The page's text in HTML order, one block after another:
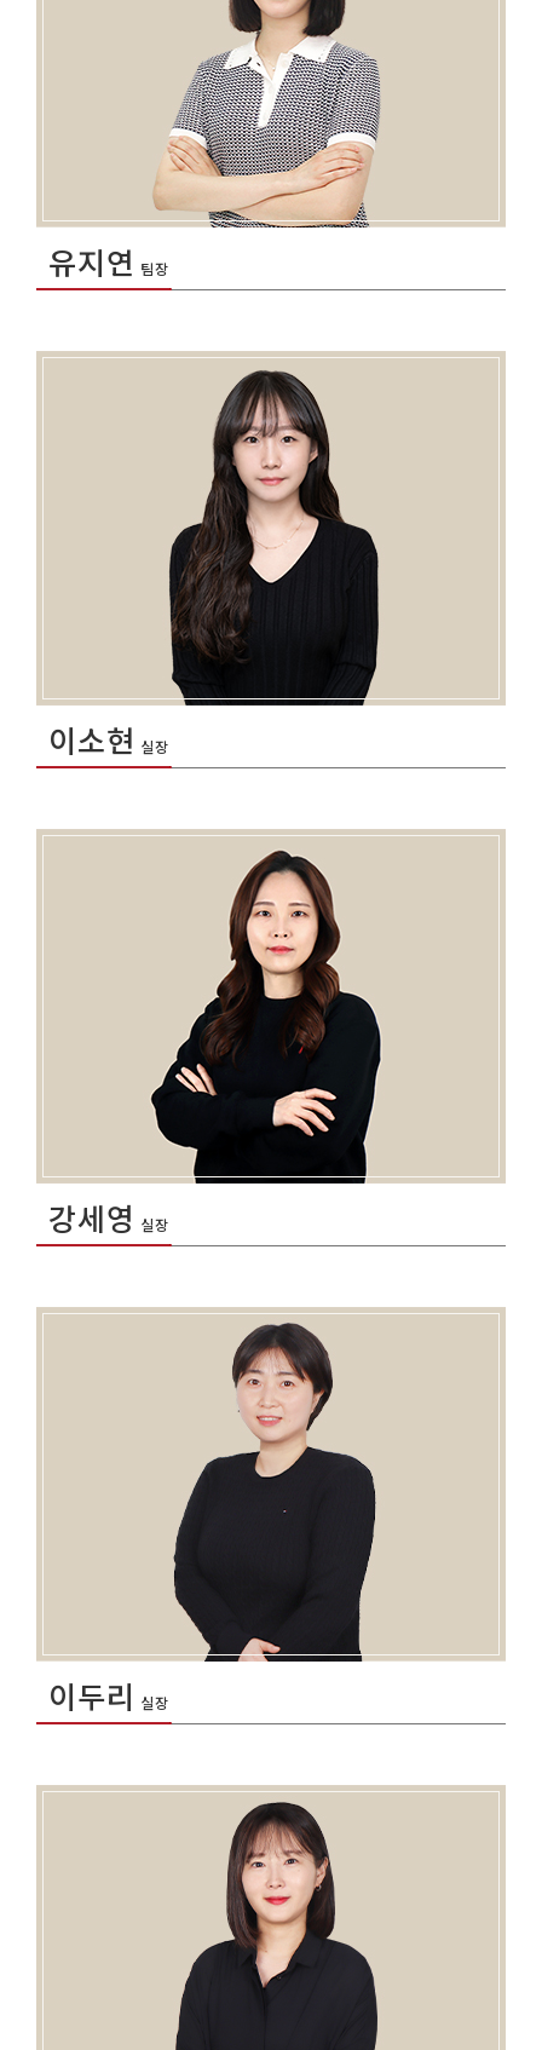
유지연 팀장
이소현 실장
강세영 실장
이두리 실장